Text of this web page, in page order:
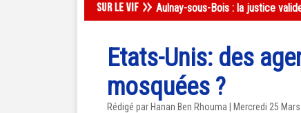
Aulnay-sous-Bois : la justice
Etats-Unis: des
mosquées ?
Rédigé par Hanan Ben Rhouma | Mercredi 25